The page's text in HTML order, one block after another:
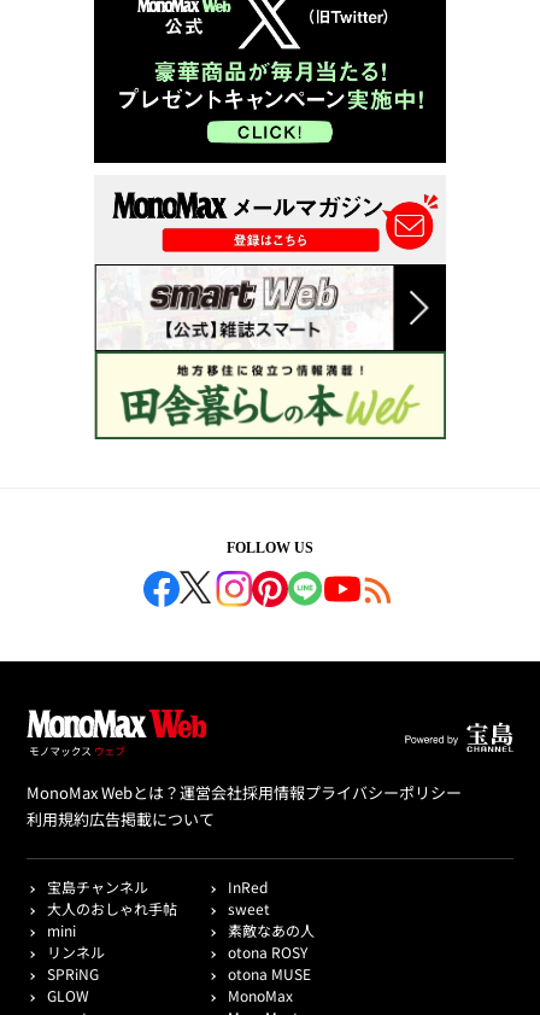
FOLLOW US
MonoMax Webとは？運営会社採用情報プライバシーポリシー
利用規約広告掲載について
宝島チャンネル
InRed
大人のおしゃれ手帖
sweet
mini
素敵なあの人
リンネル
otona ROSY
SPRiNG
otona MUSE
GLOW
MonoMax